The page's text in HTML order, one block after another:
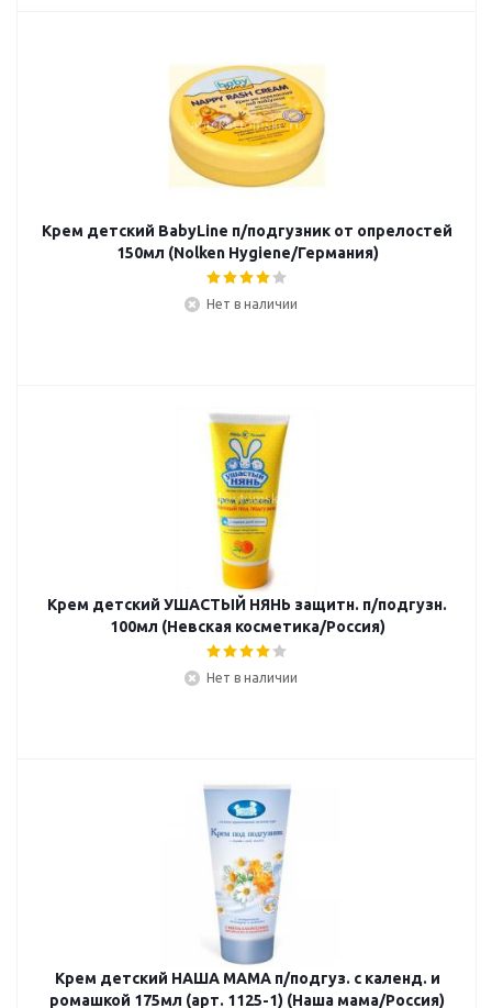
Крем детский BabyLine п/подгузник от опрелостей
150мл (Nolken Hygiene/Германия)
Нет в наличии
Крем детский УШАСТЫЙ НЯНЬ защитн. п/подгузн.
100мл (Невская косметика/Россия)
Нет в наличии
Крем детский НАША МАМА п/подгуз. с календ. и
ромашкой 175мл (арт. 1125-1) (Наша мама/Россия)